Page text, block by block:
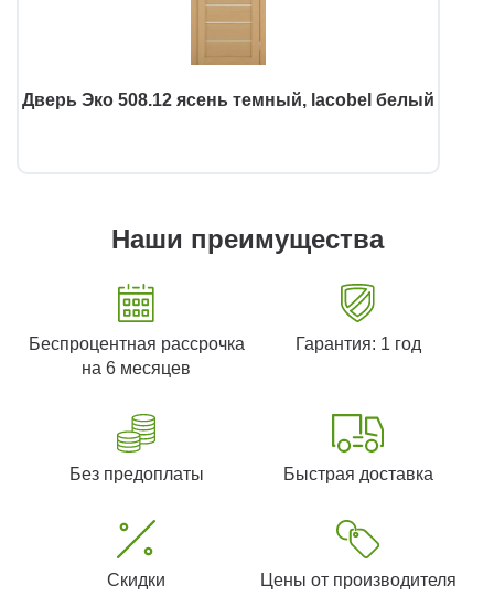
Дверь Эко 508.12 ясень темный, lacobel белый
Наши преимущества
Беспроцентная рассрочка
на 6 месяцев
Гарантия: 1 год
Без предоплаты Быстрая доставка
Скидки Цены от производителя